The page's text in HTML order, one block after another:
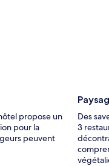
propose un
pour la
peuvent
Des
3